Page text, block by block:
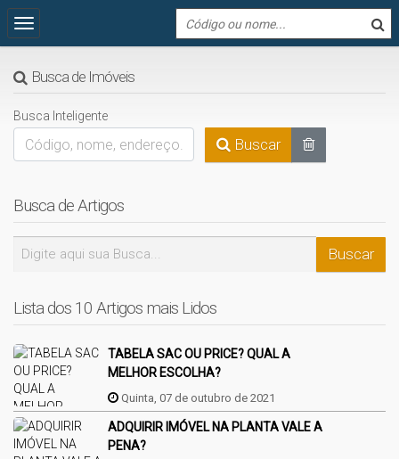
Busca de Imóveis
Busca Inteligente
Buscar
Busca de Artigos
Lista dos 10 Artigos mais Lidos
TABELA SAC OU PRICE? QUAL A
MELHOR ESCOLHA?
Quinta, 07 de outubro de 2021
ADQUIRIR IMÓVEL NA PLANTA VALE A
PENA?